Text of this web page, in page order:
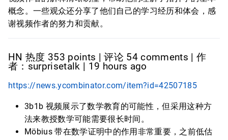
概念。一些观众还分享了他们自己的学习经历和体会，感
谢视频作者的努力和贡献。
HN 热度 353 points | 评论 54 comments | 作
者：surprisetalk | 19 hours ago
https://news.ycombinator.com/item?id=42507185
3b1b 视频展示了数学教育的可能性，但采用这种方
法来教授数学可能需要很长时间。
Möbius 带在数学证明中的作用非常重要，之前低估